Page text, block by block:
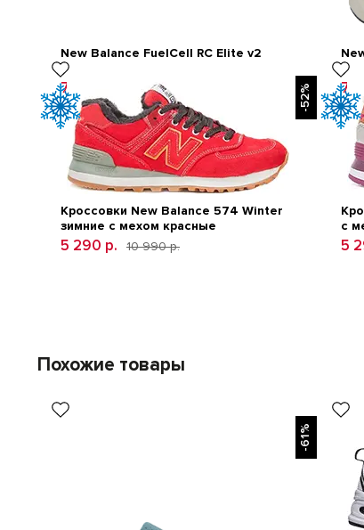
New Balance FuelCell RC Elite v2
London Edition
7 490 р. 18 990 р. 7
-52%
Кроссовки New Balance 574 Winter
зимние с мехом красные
5 290 р. 10 990 р.
с
5
Похожие товары
-61%